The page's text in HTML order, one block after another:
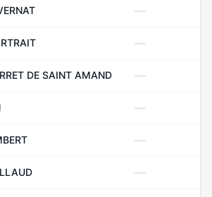
—
—
DE SAINT AMAND —
—
—
—